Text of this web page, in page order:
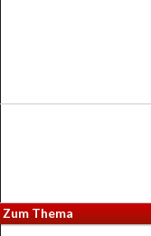
Zum Thema